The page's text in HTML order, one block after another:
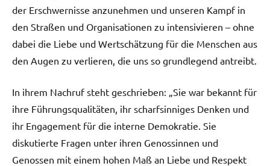
der Erschwernisse anzunehmen und unseren Kampf in
den Straßen und Organisationen zu intensivieren – ohne
dabei die Liebe und Wertschätzung für die Menschen aus
den Augen zu verlieren, die uns so grundlegend antreibt.
In ihrem Nachruf steht geschrieben: „Sie war bekannt für
ihre Führungsqualitäten, ihr scharfsinniges Denken und
ihr Engagement für die interne Demokratie. Sie
diskutierte Fragen unter ihren Genossinnen und
Genossen mit einem hohen Maß an Liebe und Respekt